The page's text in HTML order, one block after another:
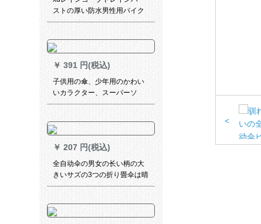
ストの厚い防水男性用バイク
用の電気自動車1人で全身大人
￥ 391 円(税込)
子供用の傘、少年用のかわい
いカラクター、スーパーソ
ル、少年用パソル、警察長46
￥ 207 円(税込)
全自动伞の男女の长い柄の大
きいサズの3つの折り畳伞は晴
雨の両用伞のままにします。
ます。
<